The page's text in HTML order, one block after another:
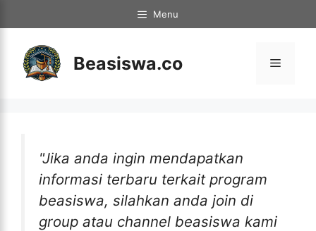
ke
Menu
Beasiswa.co Menu
"Jika anda ingin mendapatkan
informasi terbaru terkait program
beasiswa, silahkan anda join di
group atau channel beasiswa kami